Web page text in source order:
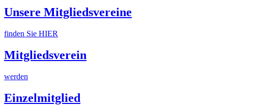
Unsere Mitgliedsvereine
finden Sie HIER
Mitgliedsverein
werden
Einzelmitglied